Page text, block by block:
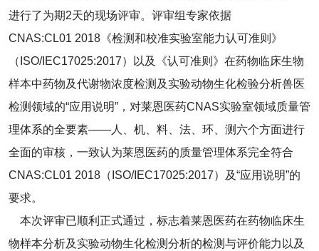
进行了为期2天的现场评审。评审组专家依据
CNAS:CL01 2018《检测和校准实验室能力认可准则》
（ISO/IEC17025:2017）以及《认可准则》在药物临床生物
样本中药物及代谢物浓度检测及实验动物生化检验分析兽医
检测领域的“应用说明”，对莱恩医药CNAS实验室领域质量管
理体系的全要素——人、机、料、法、环、测六个方面进行
全面的审核，一致认为莱恩医药的质量管理体系完全符合
CNAS:CL01 2018（ISO/IEC17025:2017）及“应用说明”的
要求。
本次评审已顺利正式通过，标志着莱恩医药在药物临床生
物样本分析及实验动物生化检测分析的检测与评价能力以及